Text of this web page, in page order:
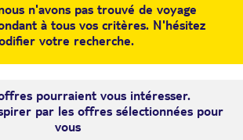
n'avons pas trouvé de voyage
à tous vos critères. N'hésitez
votre recherche.
pourraient vous intéresser.
par les offres sélectionnées pour
vous